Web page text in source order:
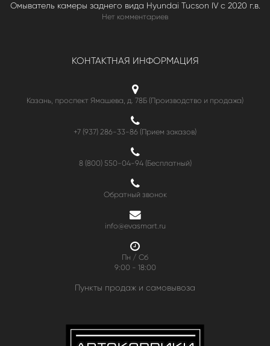
Омыватель камеры заднего вида Hyundai Tucson IV c 2020 г.в.
Нет комментариев
КОНТАКТНАЯ ИНФОРМАЦИЯ
Казань, проспект Ямашева, д. 78Б (Производство и продажа)
+7 (937) 286-33-86 (Прием заказов)
8 (800) 550-04-94(Бесплатный)
Обратный звонок
info@evasmart.ru
Пн / Сб
9:00 - 18:00
Пункты продаж и самовывоза